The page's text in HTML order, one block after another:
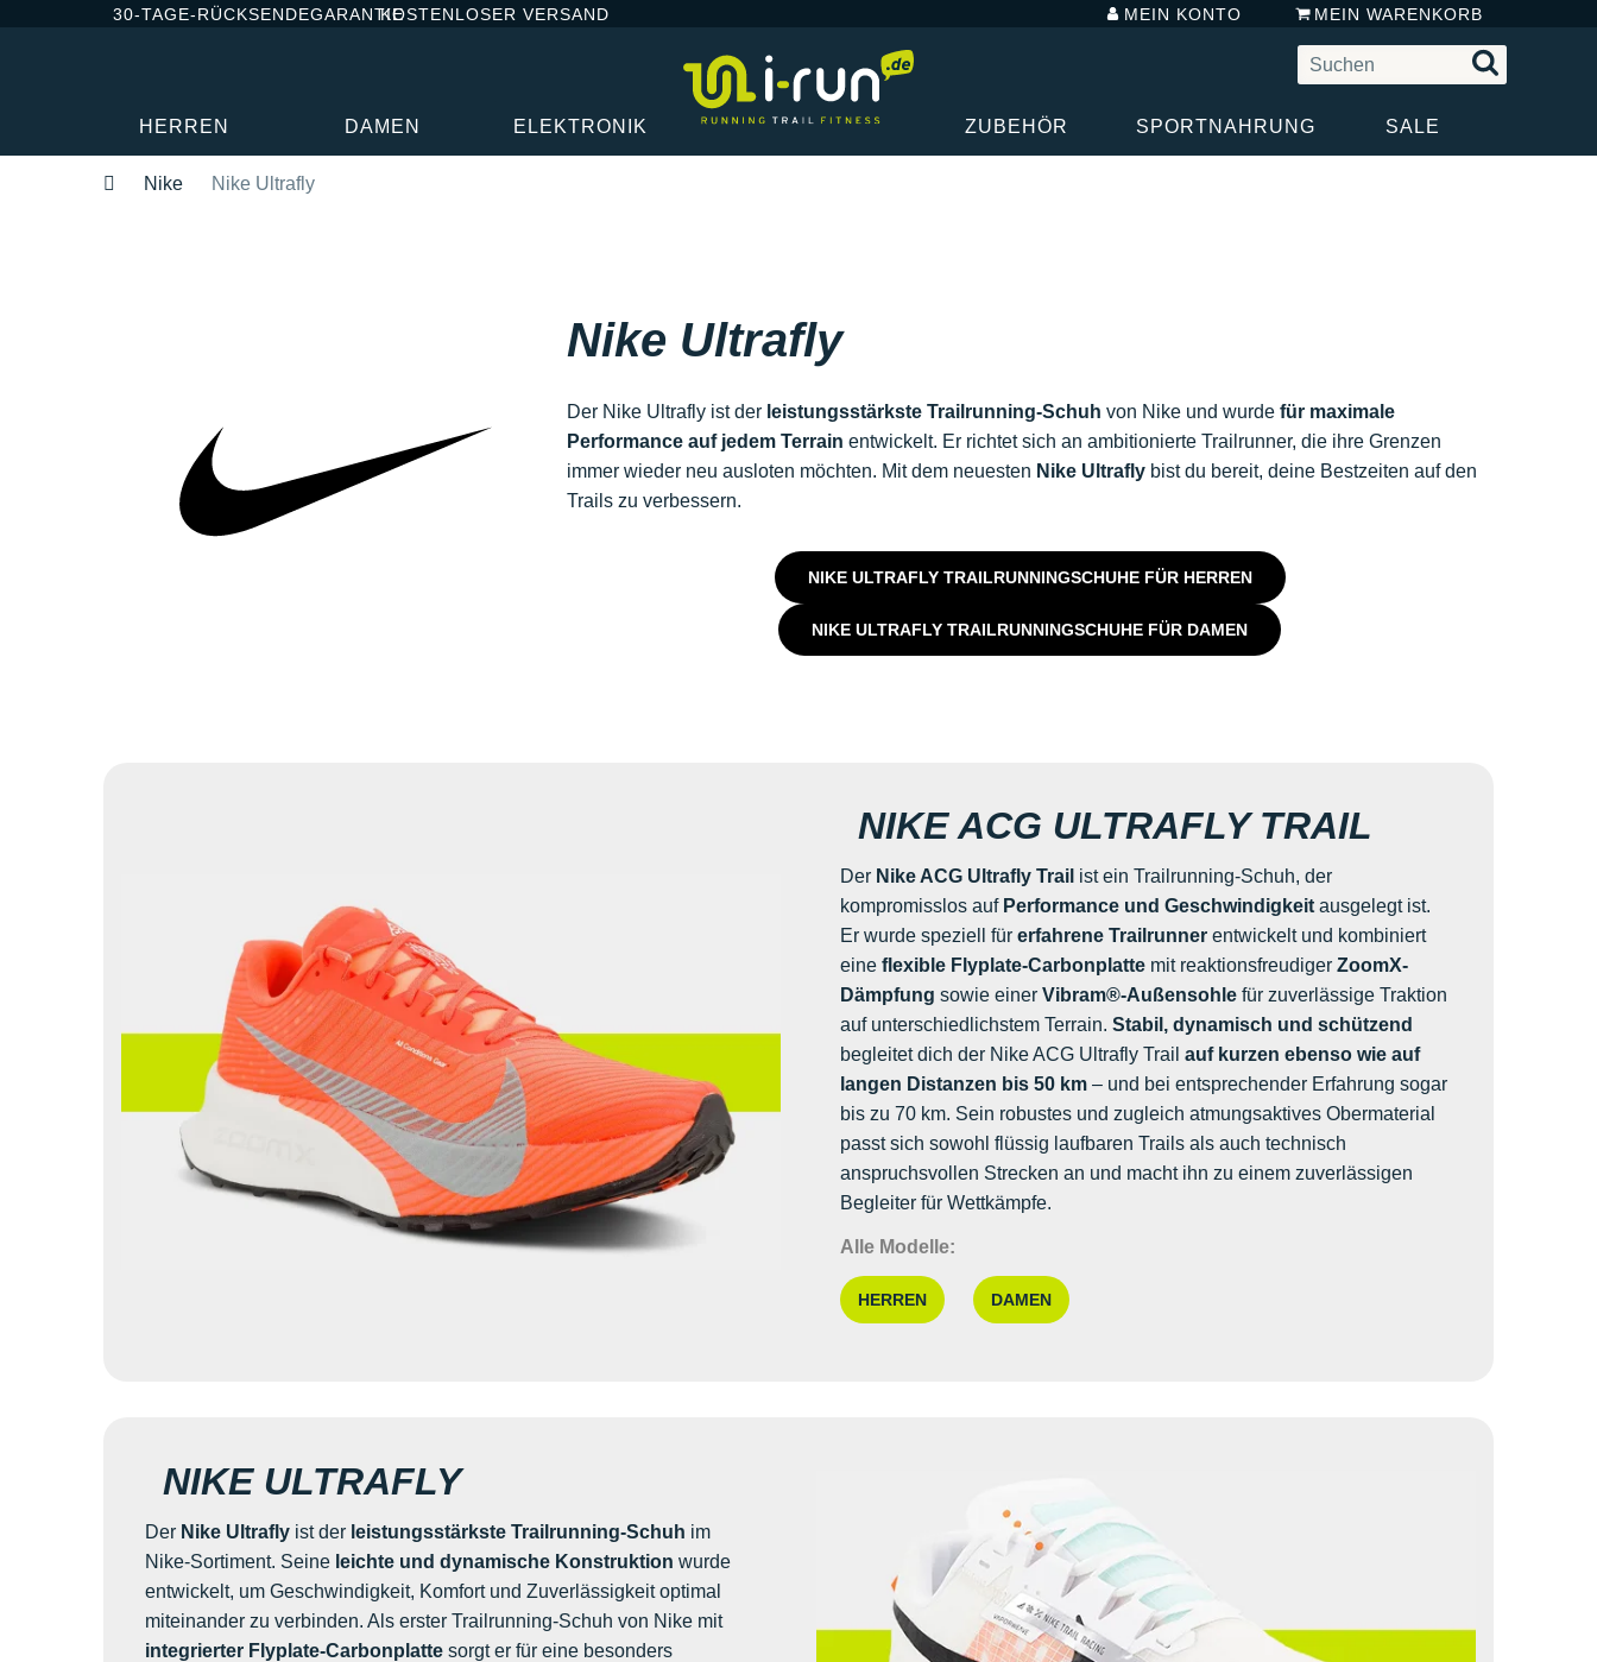
30-TAGE-RÜCKSENDEGARANTIEKOSTENLOSER VERSAND MEIN KONTO MEIN WARENKORB
HERREN DAMEN ELEKTRONIK ZUBEHÖR SPORTNAHRUNG SALE
Nike Nike Ultrafly
Nike Ultrafly
Der Nike Ultrafly ist der leistungsstärkste Trailrunning-Schuh von Nike und wurde für maximale
Performance auf jedem Terrain entwickelt. Er richtet sich an ambitionierte Trailrunner, die ihre Grenzen
immer wieder neu ausloten möchten. Mit dem neuesten Nike Ultraflybist du bereit, deine Bestzeiten auf den
Trails zu verbessern.
NIKE ULTRAFLY TRAILRUNNINGSCHUHE FÜR HERREN
NIKE ULTRAFLY TRAILRUNNINGSCHUHE FÜR DAMEN
NIKE ACG ULTRAFLY TRAIL
Der Nike ACG Ultrafly Trail ist ein Trailrunning-Schuh, der
kompromisslos auf Performance und Geschwindigkeitausgelegt ist.
Er wurde speziell für erfahrene Trailrunnerentwickelt und kombiniert
eine flexible Flyplate-Carbonplattemit reaktionsfreudiger ZoomX-
Dämpfung sowie einer Vibram®-Außensohlefür zuverlässige Traktion
auf unterschiedlichstem Terrain. Stabil, dynamisch und schützend
begleitet dich der Nike ACG Ultrafly Trail auf kurzen ebenso wie auf
langen Distanzen bis 50 km– und bei entsprechender Erfahrung sogar
bis zu 70 km. Sein robustes und zugleich atmungsaktives Obermaterial
passt sich sowohl flüssig laufbaren Trails als auch technisch
anspruchsvollen Strecken an und macht ihn zu einem zuverlässigen
Begleiter für Wettkämpfe.
Alle Modelle:
HERREN DAMEN
NIKE ULTRAFLY
Der Nike Ultraflyist der leistungsstärkste Trailrunning-Schuh im
Nike-Sortiment. Seine leichte und dynamische Konstruktion wurde
entwickelt, um Geschwindigkeit, Komfort und Zuverlässigkeit optimal
miteinander zu verbinden. Als erster Trailrunning-Schuh von Nike mit
integrierter Flyplate-Carbonplattesorgt er für eine besonders